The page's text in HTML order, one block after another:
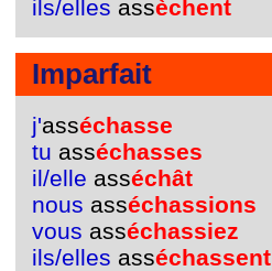
ils/elles assèchent
Imparfait
j'asséchasse
tu asséchasses
il/elle asséchât
nous asséchassions
vous asséchassiez
ils/elles asséchassent